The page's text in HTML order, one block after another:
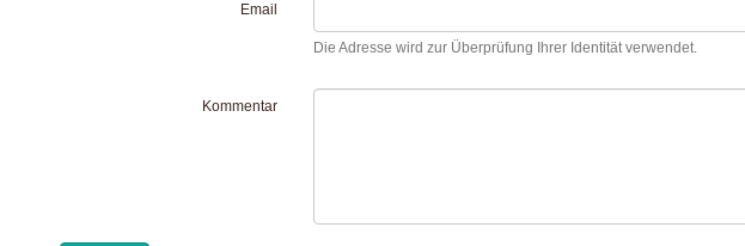
Email
Die Adresse wird zur Überprüfung Ihrer Identität verwendet.
Kommentar